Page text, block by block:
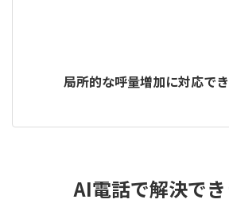
局所的な呼量増加に対応でき
AI電話で解決でき